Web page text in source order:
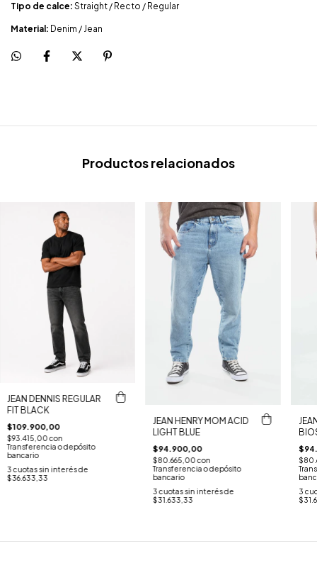
Tipo de calce: Straight / Recto / Regular
Material: Denim / Jean
Productos relacionados
JEAN DENNIS REGULAR
FIT BLACK
$109.900,00
$93.415,00con
Transferencia o depósito
bancario
3 cuotas sin interés de
$36.633,33
JEAN HENRY MOM ACID
LIGHT BLUE
$94.900,00
$80.665,00con
Transferencia o depósito
bancario
3 cuotas sin interés de
$31.633,33
3